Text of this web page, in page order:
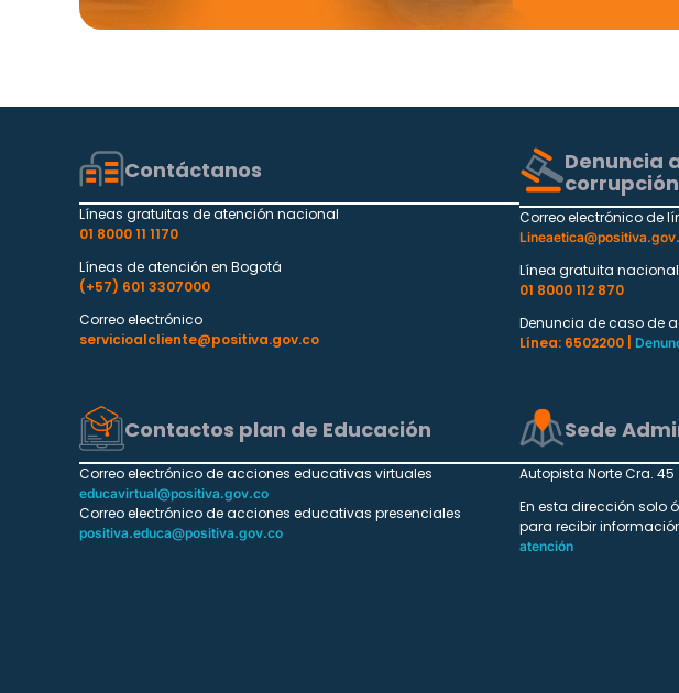
Contáctanos
Líneas gratuitas de atención nacional
01 8000 11 1170
Líneas de atención en Bogotá
(+57) 601 3307000
Correo electrónico
servicioalcliente@positiva.gov.co
Denuncia
corrupción
Correo electrónico de
Línea gratuita
01 8000 112 870
Denuncia de caso de
Línea: 6502200 |
Contactos plan de Educación
Correo electrónico de acciones educativas virtuales
educavirtual@positiva.gov.co
Correo electrónico de acciones educativas presenciales
positiva.educa@positiva.gov.co
Sede
Autopista Norte Cra.
En esta dirección solo
para recibir
atención